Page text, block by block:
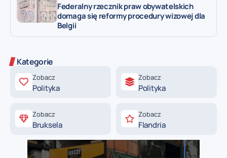
Federalny rzecznik praw obywatelskich
domaga się reformy procedury wizowej dla
Belgii
Kategorie
Zobacz
Polityka
Zobacz
Polityka
Zobacz
Bruksela
Zobacz
Flandria